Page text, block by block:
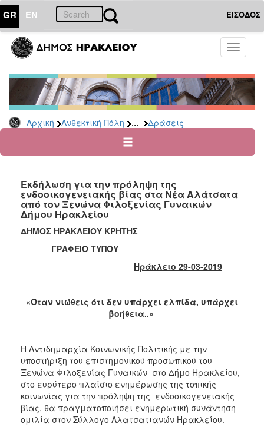
GR EN ΕΙΣΟΔΟΣ
Toggle
Αρχική Ανθεκτική Πόλη ... Δράσεις
ΑΝΘΕΚΤΙΚΗ
ΠΟΛΗ
Κοινωνική
Πολιτική
Νέα
Ανακοινώσεις
&
για
Οικονομική
Αδυναμία
&
Φυσικές
Παιδιών
(Κ.Δ.Α.Π.)
Κέντρα
Ημερήσιας
Φροντίδας
Ηλικιωμένων
(Κ.Η.Φ.Η.)
Εκδήλωση για την πρόληψη της
ενδοοικογενειακής βίας στα Νέα Αλάτσατα
από τον Ξενώνα Φιλοξενίας Γυναικών
Δήμου Ηρακλείου
ΔΗΜΟΣ ΗΡΑΚΛΕΙΟΥ ΚΡΗΤΗΣ
ΓΡΑΦΕΙΟ ΤΥΠΟΥ
Ηράκλειο 29-03-2019
«Όταν νιώθεις ότι δεν υπάρχει ελπίδα, υπάρχει
βοήθεια..»
Η Αντιδημαρχία Κοινωνικής Πολιτικής με την
υποστήριξη του επιστημονικού προσωπικού του
Ξενώνα Φιλοξενίας Γυναικών στο Δήμο Ηρακλείου,
στο ευρύτερο πλαίσιο ενημέρωσης της τοπικής
κοινωνίας για την πρόληψη της ενδοοικογενειακής
βίας, θα πραγματοποιήσει ενημερωτική συνάντηση –
ομιλία στον Σύλλογο Αλατσατιανών Ηρακλείου.